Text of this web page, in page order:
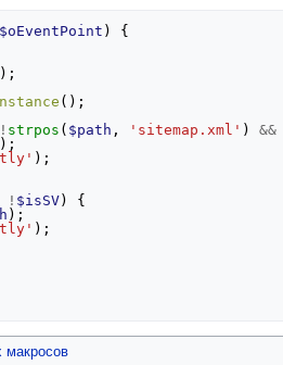
$oEventPoint )
{
();
! strpos ( $path , 'sitemap.xml' ) &&
);
);
! $isSV)
{
);
);
макросов